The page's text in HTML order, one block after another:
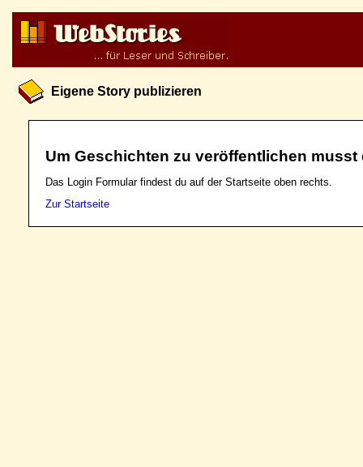
Eigene Story publizieren
Um Geschichten zu veröffentlichen musst
Das Login Formular findest du auf der Startseite oben rechts.
Zur Startseite